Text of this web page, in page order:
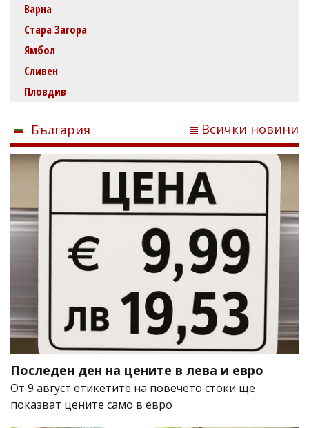
Варна
Стара Загора
Ямбол
Сливен
Пловдив
България Всички новини
Последен ден на цените в лева и евро
От 9 август етикетите на повечето стоки ще
показват цените само в евро